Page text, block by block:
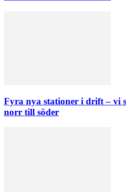
Fyra nya stationer i drift – vi
norr till söder